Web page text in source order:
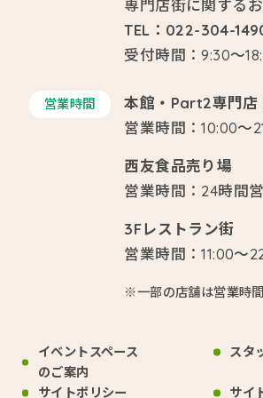
専門店街に関する
TEL：022-304-
受付時間：9:30～
営業時間
本館・Part2専門店
営業時間：10:00～
西友食品売り場
営業時間：24時間
3Fレストラン街
営業時間：11:00～
※一部の店舗は営業時
イベントスペース
のご案内
スタ
サイトポリシー サイ